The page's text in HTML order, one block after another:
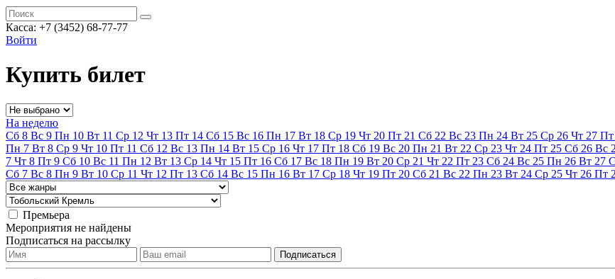
Касса: +7 (3452) 68-77-77
Войти
Купить билет
На неделю
Сб 8 Вс 9 Пн 10 Вт 11 Ср 12 Чт 13 Пт 14 Сб 15 Вс 16 Пн 17 Вт 18 Ср 19 Чт 20 Пт 21 Сб 22 Вс 23 Пн 24 Вт 25 Ср 26 Чт 27 Пт
Пн 7 Вт 8 Ср 9 Чт 10 Пт 11 Сб 12 Вс 13 Пн 14 Вт 15 Ср 16 Чт 17 Пт 18 Сб 19 Вс 20 Пн 21 Вт 22 Ср 23 Чт 24 Пт 25 Сб 26 Вс
7 Чт 8 Пт 9 Сб 10 Вс 11 Пн 12 Вт 13 Ср 14 Чт 15 Пт 16 Сб 17 Вс 18 Пн 19 Вт 20 Ср 21 Чт 22 Пт 23 Сб 24 Вс 25 Пн 26 Вт 27
Сб 7 Вс 8 Пн 9 Вт 10 Ср 11 Чт 12 Пт 13 Сб 14 Вс 15 Пн 16 Вт 17 Ср 18 Чт 19 Пт 20 Сб 21 Вс 22 Пн 23 Вт 24 Ср 25 Чт 26 Пт
Премьера
Мероприятия не найдены
Подписаться на рассылку